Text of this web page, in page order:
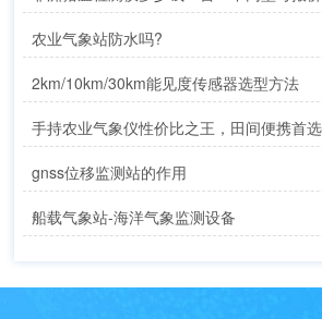
农业气象站防水吗?
2km/10km/30km能见度传感器选型方法
gnss位移监测站的作用
船载气象站-海洋气象监测设备